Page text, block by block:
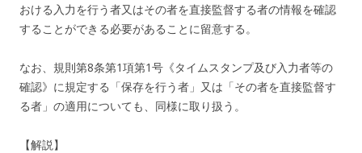
おける入力を行う者又はその者を直接監督する者の情報を確認
することができる必要があることに留意する。
なお、規則第8条第1項第1号《タイムスタンプ及び入力者等の
確認》に規定する「保存を行う者」又は「その者を直接監督す
る者」の適用についても、同様に取り扱う。
【解説】